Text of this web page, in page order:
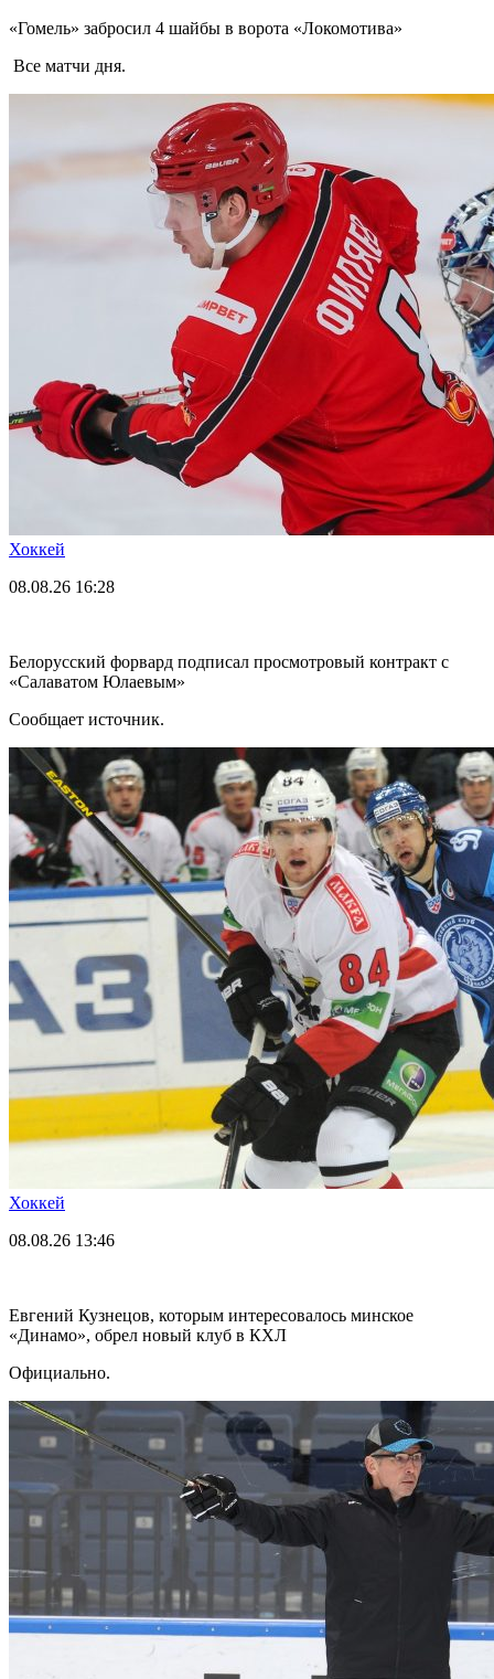
«Гомель» забросил 4 шайбы в ворота «Локомотива»
Все матчи дня.
Хоккей
08.08.26 16:28
Белорусский форвард подписал просмотровый контракт с
«Салаватом Юлаевым»
Сообщает источник.
Хоккей
08.08.26 13:46
Евгений Кузнецов, которым интересовалось минское
«Динамо», обрел новый клуб в КХЛ
Официально.